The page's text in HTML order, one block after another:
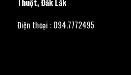
Thuột, Đắk Lắk
Điện thoại : 094.7772495